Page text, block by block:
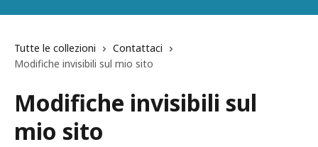
Tutte le collezioni
Contattaci
Modifiche invisibili sul mio sito
Modifiche invisibili sul
mio sito